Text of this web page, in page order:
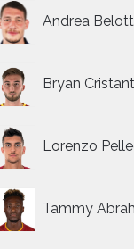
Andrea
Bryan
Lorenzo
Tammy